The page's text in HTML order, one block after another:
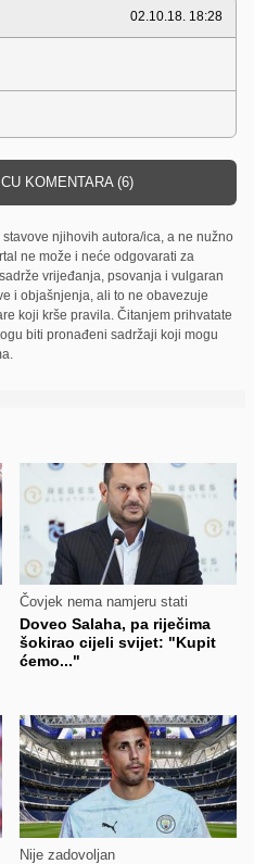
02.10.18. 18:28
KOMENTARA (6)
njihovih autora/ica, a ne nužno
ne može i neće odgovarati za
vrijeđanja, psovanja i vulgaran
i objašnjenja, ali to ne obavezuje
koji krše pravila. Čitanjem prihvatate
biti pronađeni sadržaji koji mogu
Čovjek nema namjeru stati
Doveo Salaha, pa riječima
šokirao cijeli svijet: "Kupit
ćemo..."
Nije zadovoljan